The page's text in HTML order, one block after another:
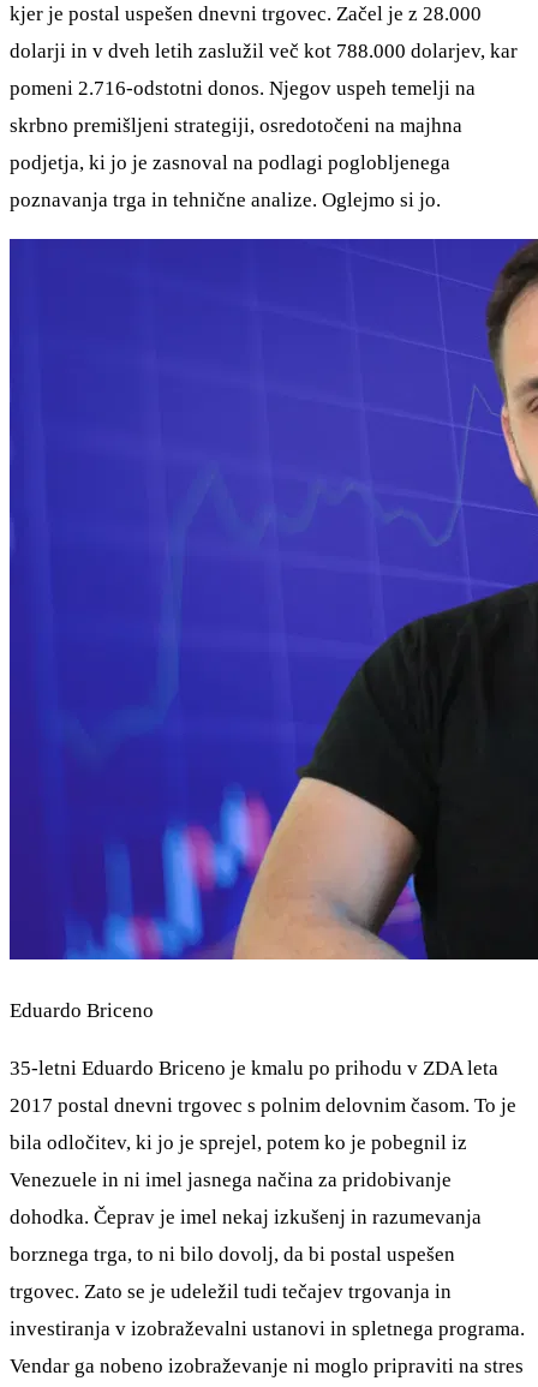
kjer je postal uspešen dnevni trgovec. Začel je z 28.000
dolarji in v dveh letih zaslužil več kot 788.000 dolarjev, kar
pomeni 2.716-odstotni donos. Njegov uspeh temelji na
skrbno premišljeni strategiji, osredotočeni na majhna
podjetja, ki jo je zasnoval na podlagi poglobljenega
poznavanja trga in tehnične analize. Oglejmo si jo.
Eduardo Briceno
35-letni Eduardo Briceno je kmalu po prihodu v ZDA leta
2017 postal dnevni trgovec s polnim delovnim časom. To je
bila odločitev, ki jo je sprejel, potem ko je pobegnil iz
Venezuele in ni imel jasnega načina za pridobivanje
dohodka. Čeprav je imel nekaj izkušenj in razumevanja
borznega trga, to ni bilo dovolj, da bi postal uspešen
trgovec. Zato se je udeležil tudi tečajev trgovanja in
investiranja v izobraževalni ustanovi in spletnega programa.
Vendar ga nobeno izobraževanje ni moglo pripraviti na stres